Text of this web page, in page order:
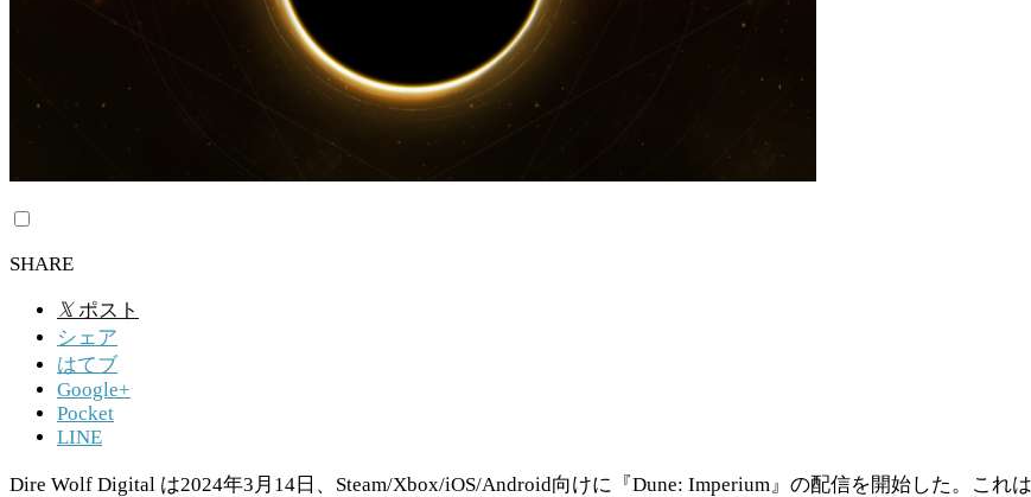
SHARE
𝕏 ポスト
シェア
はてブ
Google+
Pocket
LINE
Dire Wolf Digital は2024年3月14日、Steam/Xbox/iOS/Android向けに『Dune: Imperium』の配信を開始した。こ